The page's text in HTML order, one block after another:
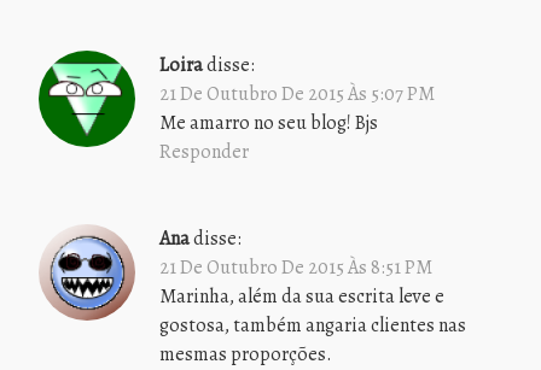
Loiradisse:
21 De Outubro De 2015 Às 5:07 PM
Me amarro no seu blog! Bjs
Responder
Anadisse:
21 De Outubro De 2015 Às 8:51 PM
Marinha, além da sua escrita leve e
gostosa, também angaria clientes nas
mesmas proporções.